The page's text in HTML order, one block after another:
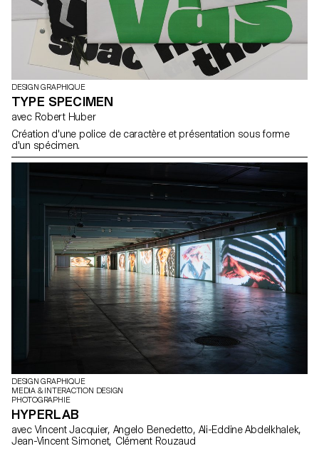
DESIGN GRAPHIQUE
TYPE SPECIMEN
avec Robert Huber
Création d'une police de caractère et présentation sous forme
d'un spécimen.
DESIGN GRAPHIQUE
MEDIA & INTERACTION DESIGN
PHOTOGRAPHIE
HYPERLAB
avec Vincent Jacquier, Angelo Benedetto, Ali-Eddine Abdelkhalek,
Jean-Vincent Simonet, Clément Rouzaud